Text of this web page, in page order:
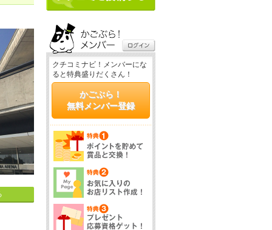
クチコミナビ！メンバーにな
ると特典盛りだくさん！
かごぶら！
無料メンバー登録